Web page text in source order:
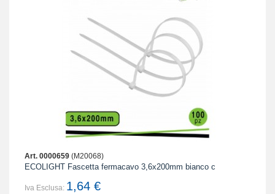
Art. 0000659 (M20068)
ECOLIGHT Fascetta fermacavo 3,6x200mm bianco c
Iva Esclusa: 1,64 €